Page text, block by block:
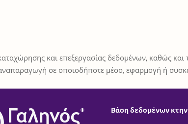
και επεξεργασίας δεδομένων, καθώς και
σε οποιοδήποτε μέσο, εφαρμογή ή
® Βάση δεδομένων